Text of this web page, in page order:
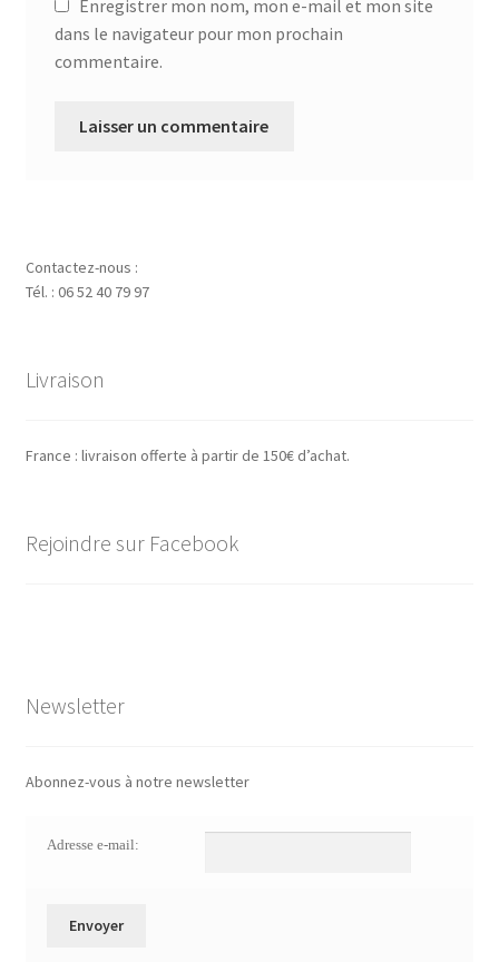
Enregistrer mon nom, mon e-mail et mon site
dans le navigateur pour mon prochain
commentaire.
Contactez-nous :
Tél. : 06 52 40 79 97
Livraison
France : livraison offerte à partir de 150€ d’achat.
Rejoindre sur Facebook
Newsletter
Abonnez-vous à notre newsletter
Adresse e-mail: